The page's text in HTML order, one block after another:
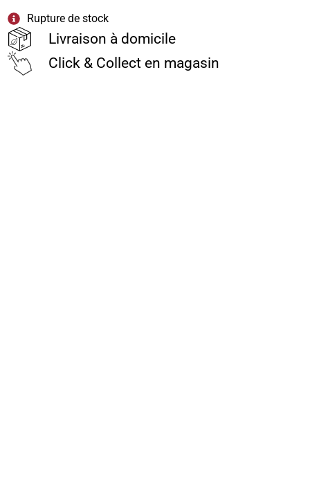
Rupture de stock
Livraison à domicile
Click & Collect en magasin